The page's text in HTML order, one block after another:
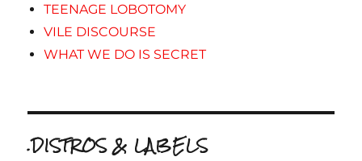
TEENAGE LOBOTOMY
VILE DISCOURSE
WHAT WE DO IS SECRET
.DISTROS & LABELS